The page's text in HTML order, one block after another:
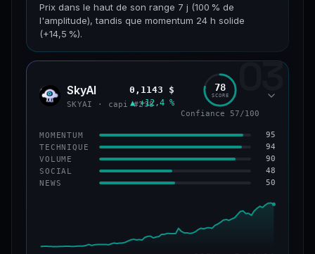
Prix dans le haut de son range 7 j (100 % de
l'amplitude), tandis que momentum 24 h solide
(+14,5 %).
CAP. MARCHÉ VOLUME 24 H
VAR. 7 J VAR. 30 J
+211,4 %
VS ATH
−3,2 % #193
CONFIANCE 50/100
03
SKYA SkyAI
SKYAI · capi #238
0,1143 $
▲ +12,4 %
78
SCORE
Confiance 57/100
MOMENTUM 95
TECHNIQUE 94
VOLUME 90
SOCIAL 48
NEWS 50